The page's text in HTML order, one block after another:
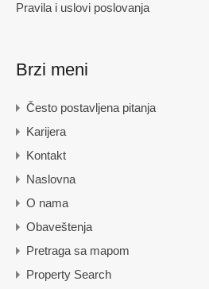
Pravila i uslovi poslovanja
Brzi meni
Često postavljena pitanja
Karijera
Kontakt
Naslovna
O nama
Obaveštenja
Pretraga sa mapom
Property Search